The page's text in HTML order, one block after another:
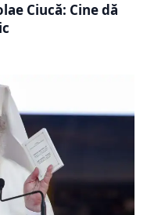
Ciucă: Cine dă